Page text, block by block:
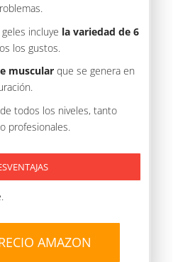
incluye la variedad de 6
los gustos.
muscularque se genera en
todos los niveles, tanto
profesionales.
AMAZON